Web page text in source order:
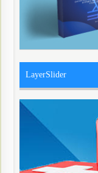
LayerSlider